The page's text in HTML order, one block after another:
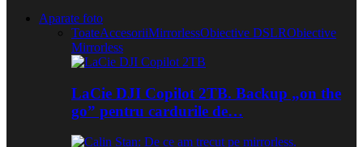
Aparate foto
ToateAccesoriiMirrorlessObiective DSLRObiective
Mirrorless
LaCie DJI Copilot 2TB. Backup „on the
go” pentru cardurile de…